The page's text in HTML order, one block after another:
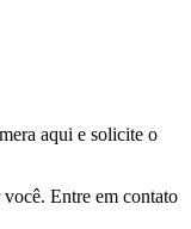
aqui e solicite o
Entre em contato